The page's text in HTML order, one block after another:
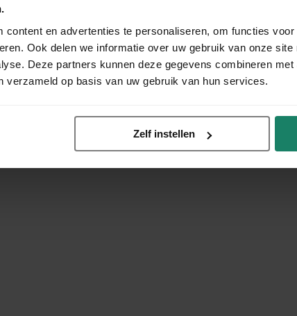
content en advertenties te personaliseren, om functies
Ook delen we informatie over uw gebruik van onze
Deze partners kunnen deze gegevens combineren
verzameld op basis van uw gebruik van hun services.
Zelf instellen